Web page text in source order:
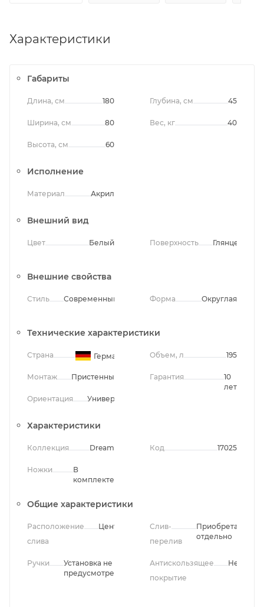
Характеристики
Габариты
Длина, см 180
Ширина, см 80
Высота, см 60
Глубина, см 45
Вес, кг 40
Исполнение
Материал Акрил
Внешний вид
Цвет Белый Поверхность Глянцевая
Внешние свойства
Стиль Современный Форма Округлая
Технические характеристики
Страна Германия
Монтаж Пристенный
Ориентация Универсальная
Объем, л 195
Гарантия
10
лет
Характеристики
Коллекция Dream
Ножки
В
комплекте
Код 17025
Общие характеристики
Расположение
слива
Центральное
Ручки
Установка не
предусмотрена
Слив-
перелив
Приобретается
отдельно
Антискользящее
покрытие
Нет